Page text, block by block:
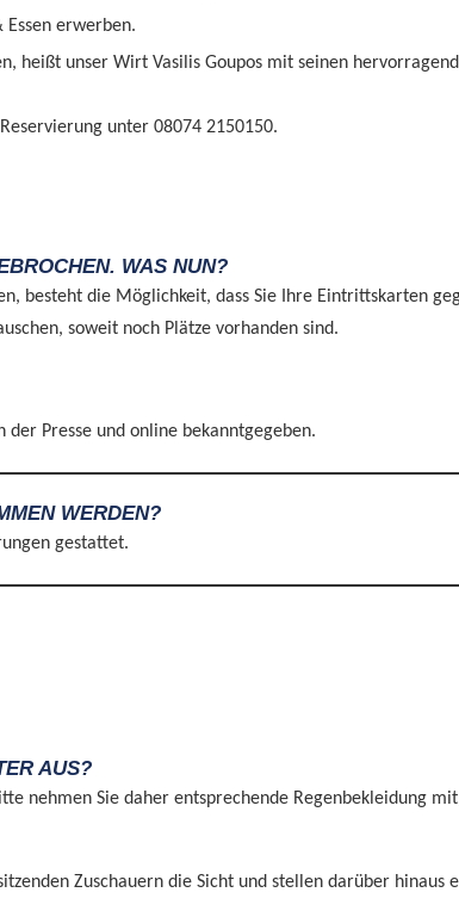
erwerben.
heißt unser Wirt Vasilis Goupos mit seinen
unter 08074 2150150.
WAS NUN?
besteht die Möglichkeit, dass Sie Ihre Eintrittskarten
soweit noch Plätze vorhanden sind.
Presse und online bekanntgegeben.
WERDEN?
gestattet.
AUS?
nehmen Sie daher entsprechende Regenbekleidung
Zuschauern die Sicht und stellen darüber hinaus